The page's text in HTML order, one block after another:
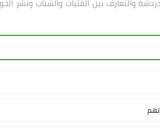
والتعارف بين الفتيات والشباب ونشر